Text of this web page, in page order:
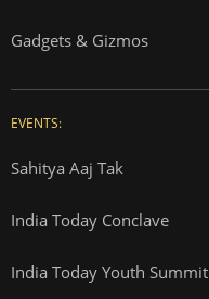
Gadgets & Gizmos
EVENTS:
Sahitya Aaj Tak
India Today Conclave
India Today Youth Summit